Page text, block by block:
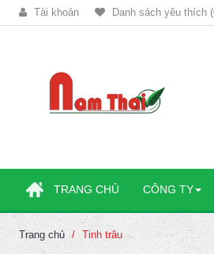
Tài khoản Danh sách yêu thích
TRANG CHỦ CÔNG TY
Trang chủ Tinh trâu